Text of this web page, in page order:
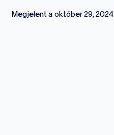
Megjelent a október 29, 2024